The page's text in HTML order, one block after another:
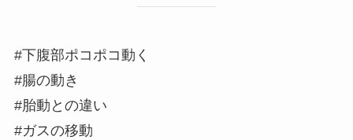
#下腹部ポコポコ動く
#腸の動き
#胎動との違い
#ガスの移動